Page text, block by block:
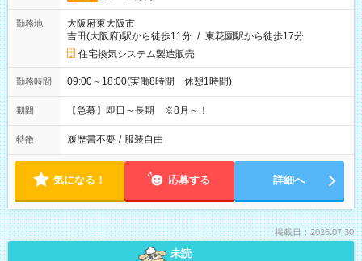
勤務地
大阪府東大阪市
吉田(大阪府)駅から徒歩11分 / 東花園駅から徒歩17分
住宅換気システム製造販売
勤務時間 09:00～18:00(実働8時間 休憩1時間)
期間 【急募】即日～長期 ※8月～！
特徴 履歴書不要 / 服装自由
気になる！ 応募する 詳細へ
掲載日：2026.07.30
未読